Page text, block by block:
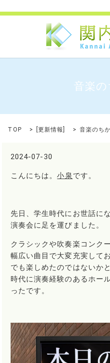
音楽
TOP 更新情報 音楽のち
2024-07-30
こんにちは。小泉です。
先日、学生時代にお世話に
演奏会に足を運びました。
クラシックや吹奏楽コンク
幅広い曲目で大変充実して
でも楽しめたのではないか
時代に演奏経験のあるホー
ったです。